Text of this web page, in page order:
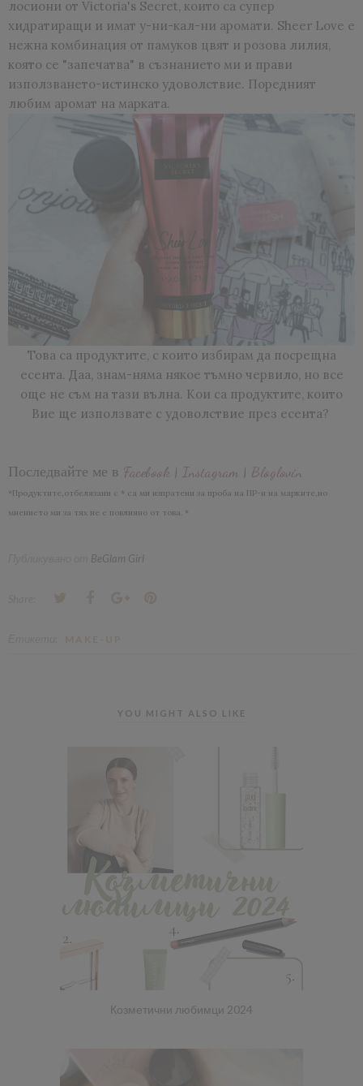
лосиони от Victoria's Secret, които са супер
хидратиращи и имат у-ни-кал-ни аромати. Sheer Love е
нежна комбинация от памуков цвят и розова лилия,
която се "запечатва" в съзнанието ми и прави
използването-истинско удоволствие. Поредният
любим аромат на марката.
Това са продуктите, с които избирам да посрещна
есента. Даа, знам-няма някое тъмно червило, но все
още не съм на тази вълна. Кои са продуктите, които
Вие ще използвате с удоволствие през есента?
Последвайте ме в Facebook | Instagram | Bloglovin
*Продуктите,отбелязани с * са ми изпратени за проба на ПР-и на марките,но
мнението ми за тях не е повлияно от това. *
BeGlam Girl
YOU MIGHT ALSO LIKE
Козметични любимци 2024